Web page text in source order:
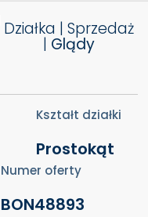
Działka | Sprzedaż
| Glądy
Kształt działki
Prostokąt
Numer oferty
BON48893